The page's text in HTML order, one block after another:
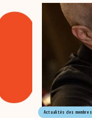
Actualités des membres